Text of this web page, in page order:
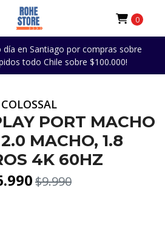
día en Santiago por compras sobre
todo Chile sobre $100.000!
0
COLOSSAL
PORT MACHO
MACHO, 1.8
4K 60HZ
$9.990